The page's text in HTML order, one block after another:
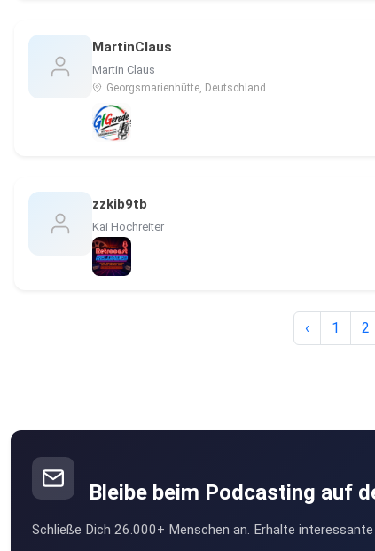
MartinClaus
Martin Claus
Georgsmarienhütte, Deutschland
zzkib9tb
Kai Hochreiter
‹ 1 2
Bleibe beim Podcasting auf
Schließe Dich 26.000+ Menschen an. Erhalte